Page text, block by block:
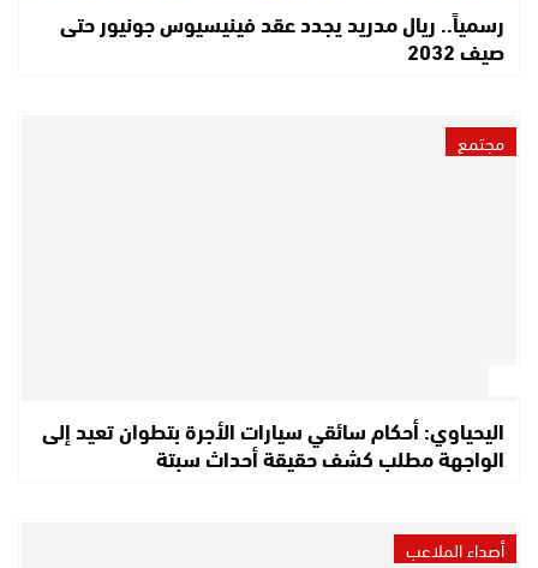
رسمياً.. ريال مدريد يجدد عقد فينيسيوس جونيور حتى
صيف 2032
مجتمع
اليحياوي: أحكام سائقي سيارات الأجرة بتطوان تعيد إلى
الواجهة مطلب كشف حقيقة أحداث سبتة
أصداء الملاعب